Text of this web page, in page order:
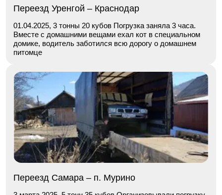
Переезд Уренгой – Краснодар
01.04.2025, 3 тонны 20 кубов Погрузка заняла 3 часа.
Вместе с домашними вещами ехал кот в специальном
домике, водитель заботился всю дорогу о домашнем
питомце
Переезд Самара – п. Мурино